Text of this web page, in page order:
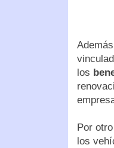
los
Por
los